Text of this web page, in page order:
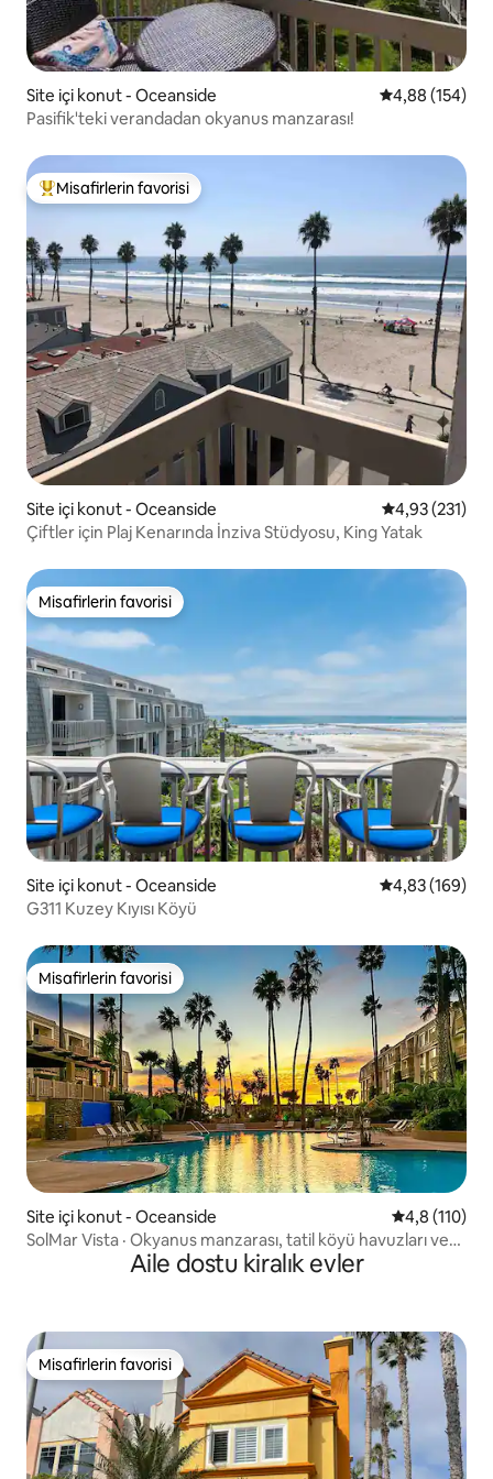
Site içi konut - Oceanside 5 üzerinden
4,88 (154)
Pasifik'teki verandadan okyanus manzarası!
Misafirlerin favorilerinden en beğenilenler arasında
Misafirlerin favorisi
Site içi konut - Oceanside 5 üzerinden
4,93 (231)
Çiftler için Plaj Kenarında İnziva Stüdyosu, King Yatak
Misafirlerin favorisi
Misafirlerin favorisi
Site içi konut - Oceanside 5 üzerinden
4,83 (169)
G311 Kuzey Kıyısı Köyü
Misafirlerin favorisi
Misafirlerin favorisi
Site içi konut - Oceanside 5 üzerinden
4,8 (110)
SolMar Vista · Okyanus manzarası, tatil köyü havuzları ve
Aile dostu kiralık evler
Misafirlerin favorisi
Misafirlerin favorisi